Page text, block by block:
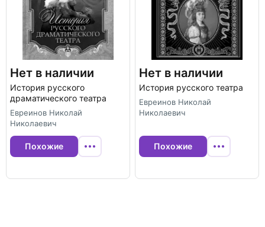
Нет в наличии
История русского
драматического театра
Евреинов Николай
Николаевич
Похожие
Нет в наличии
История русского театра
Евреинов Николай
Николаевич
Похожие